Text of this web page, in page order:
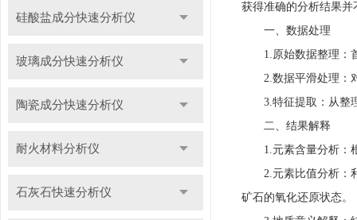
硅酸盐成分快速分析仪
玻璃成分快速分析仪
陶瓷成分快速分析仪
耐火材料分析仪
石灰石快速分析仪
获得准确的分析结果
一、数据处理
1.原始数据整理：首
2.数据平滑处理：对
3.特征提取：从整理
二、结果解释
1.元素含量分析：根
2.元素比值分析：利
矿石的氧化还原状态。